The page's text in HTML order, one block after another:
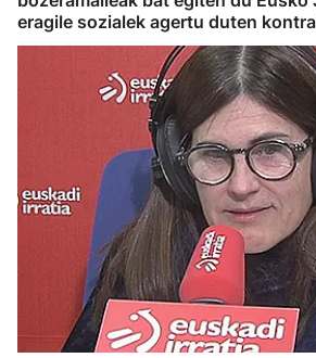
eragile sozialek agertu duten